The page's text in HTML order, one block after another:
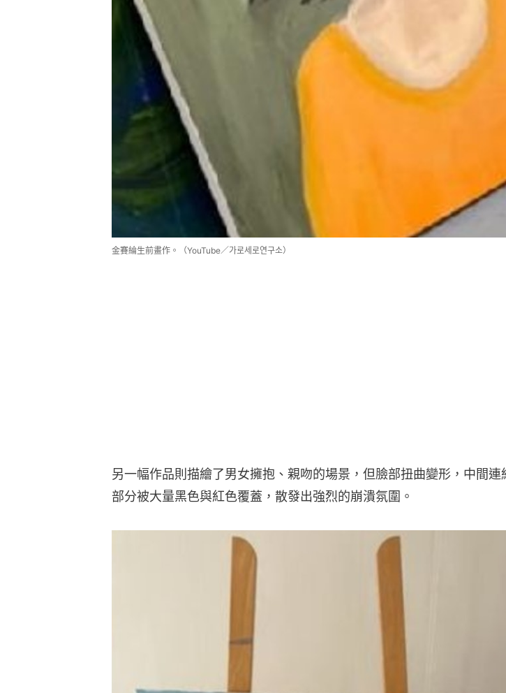
金賽綸生前畫作。（YouTube／가로세로연구소）
另一幅作品則描繪了男女擁抱、親吻的場景，但臉部扭曲變形，中間連
部分被大量黑色與紅色覆蓋，散發出強烈的崩潰氛圍。